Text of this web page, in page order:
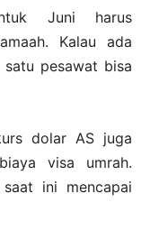
Juni harus
Kalau ada
satu pesawat bisa
dolar AS juga
visa umrah.
ini mencapai